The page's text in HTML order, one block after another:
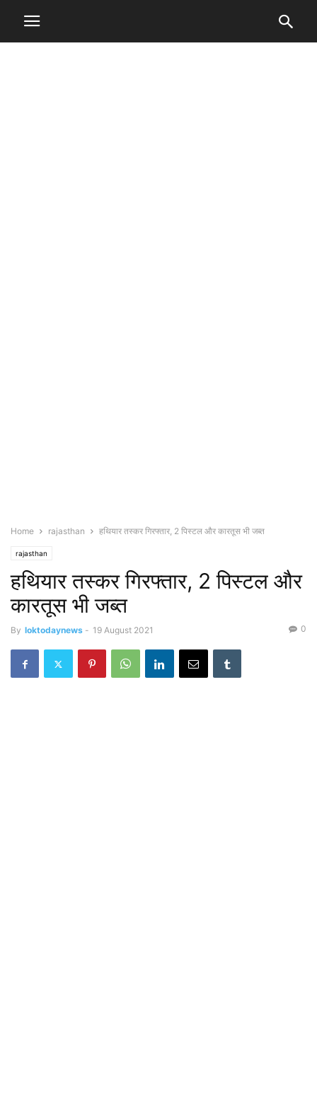
Home rajasthan हथियार तस्कर गिरफ्तार, 2 पिस्टल और कारतूस भी जब्त
rajasthan
हथियार तस्कर गिरफ्तार, 2 पिस्टल और
कारतूस भी जब्त
By loktodaynews - 19 August 2021 0